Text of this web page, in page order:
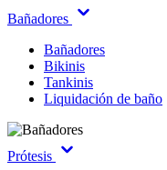
Bañadores
Bañadores
Bikinis
Tankinis
Liquidación de baño
Prótesis